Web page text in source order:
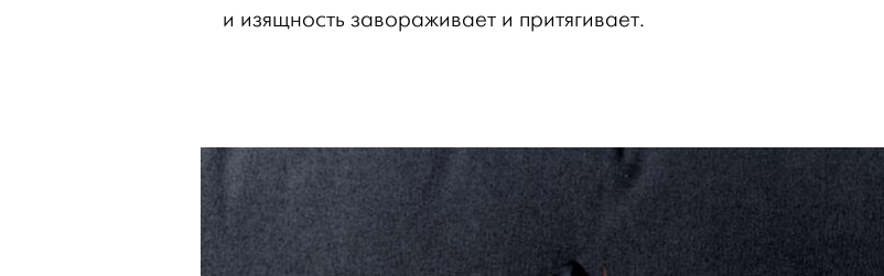
и изящность завораживает и притягивает.